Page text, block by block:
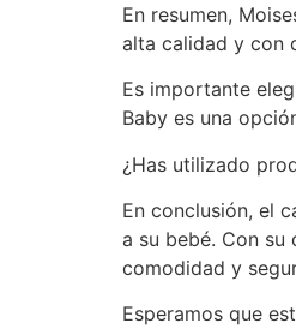
En resumen,
alta calidad y con
Es importante
Baby es una
¿Has utilizado
En conclusión, el
a su bebé. Con
comodidad y
Esperamos que